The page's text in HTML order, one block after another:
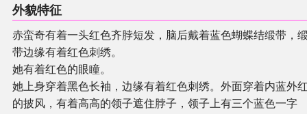
外貌特征
赤蛮奇有着一头红色齐脖短发，脑后戴着蓝色蝴蝶结缎带，
带边缘有着红色刺绣。
她有着红色的眼瞳。
她上身穿着黑色长袖，边缘有着红色刺绣。外面穿着内蓝外
的披风，有着高高的领子遮住脖子，领子上有三个蓝色一字